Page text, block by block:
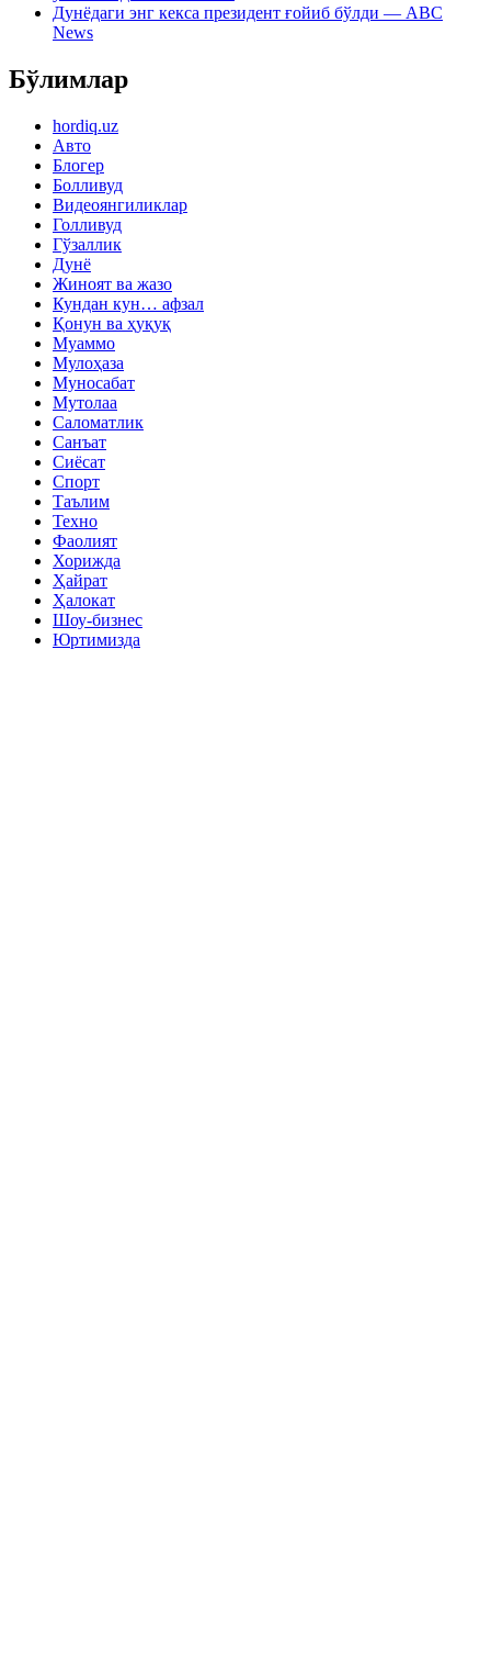
Дунёдаги энг кекса президент ғойиб бўлди — ABC
News
Бўлимлар
hordiq.uz
Авто
Блогер
Болливуд
Видеоянгиликлар
Голливуд
Гўзаллик
Дунё
Жиноят ва жазо
Кундан кун… афзал
Қонун ва ҳуқуқ
Муаммо
Мулоҳаза
Муносабат
Мутолаа
Саломатлик
Санъат
Сиёсат
Спорт
Таълим
Техно
Фаолият
Хорижда
Ҳайрат
Ҳалокат
Шоу-бизнес
Юртимизда